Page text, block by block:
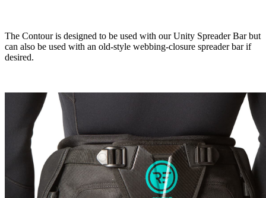
The Contour is designed to be used with our Unity Spreader Bar but
can also be used with an old-style webbing-closure spreader bar if
desired.